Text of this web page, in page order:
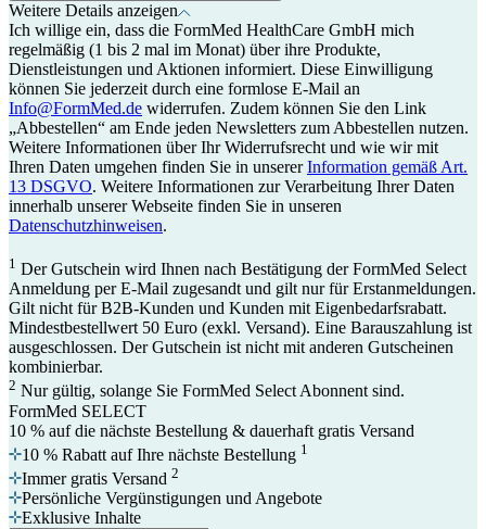
Weitere Details anzeigen
Ich willige ein, dass die FormMed HealthCare GmbH mich
regelmäßig (1 bis 2 mal im Monat) über ihre Produkte,
Dienstleistungen und Aktionen informiert. Diese Einwilligung
können Sie jederzeit durch eine formlose E-Mail an
Info@FormMed.de widerrufen. Zudem können Sie den Link
„Abbestellen“ am Ende jeden Newsletters zum Abbestellen nutzen.
Weitere Informationen über Ihr Widerrufsrecht und wie wir mit
Ihren Daten umgehen finden Sie in unsererInformation gemäß Art.
13 DSGVO. Weitere Informationen zur Verarbeitung Ihrer Daten
innerhalb unserer Webseite finden Sie in unseren
Datenschutzhinweisen.
1 Der Gutschein wird Ihnen nach Bestätigung der FormMed Select
Anmeldung per E-Mail zugesandt und gilt nur für Erstanmeldungen.
Gilt nicht für B2B-Kunden und Kunden mit Eigenbedarfsrabatt.
Mindestbestellwert 50 Euro (exkl. Versand). Eine Barauszahlung ist
ausgeschlossen. Der Gutschein ist nicht mit anderen Gutscheinen
kombinierbar.
2 Nur gültig, solange Sie FormMed Select Abonnent sind.
FormMed SELECT
10 % auf die nächste Bestellung & dauerhaft gratis Versand
10 % Rabatt auf Ihre nächste Bestellung 1
Immer gratis Versand 2
Persönliche Vergünstigungen und Angebote
Exklusive Inhalte